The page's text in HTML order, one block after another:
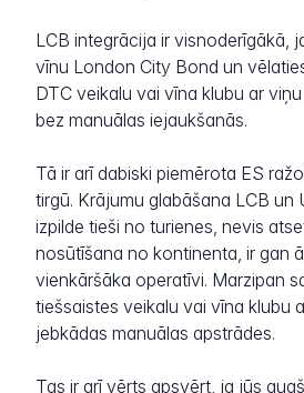
LCB integrācija ir visnoderīgākā,
vīnu London City Bond un
DTC veikalu vai vīna klubu ar
bez manuālas iejaukšanās.
Tā ir arī dabiski piemērota ES
tirgū. Krājumu glabāšana LCB un
izpilde tieši no turienes, nevis
nosūtīšana no kontinenta, ir gan
vienkāršāka operatīvi. Marzipan
tiešsaistes veikalu vai vīna klubu
jebkādas manuālas apstrādes.
Tas ir arī vērts apsvērt, ja jūs